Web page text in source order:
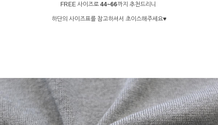
FREE 사이즈로 44~66까지 추천드리니
하단의 사이즈표를 참고하셔서 초이스해주세요♥